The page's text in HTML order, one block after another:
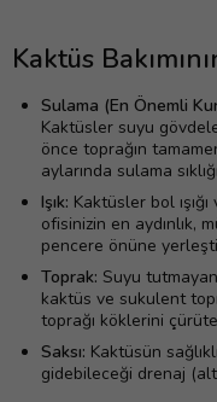
Kaktüs
Sulama (En Önemli
Kaktüsler suyu
önce toprağın
aylarında sulama
Işık: Kaktüsler bol
ofisinizin en aydınlık,
pencere önüne
Toprak: Suyu
kaktüs ve sukulent
toprağı köklerini
Saksı: Kaktüsün
gidebileceği drenaj